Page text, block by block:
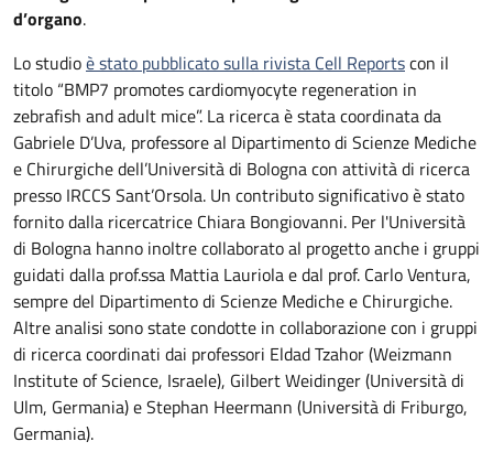
d’organo.
Lo studioè stato pubblicato sulla rivista Cell Reportscon il
titolo “BMP7 promotes cardiomyocyte regeneration in
zebrafish and adult mice”. La ricerca è stata coordinata da
Gabriele D’Uva, professore al Dipartimento di Scienze Mediche
e Chirurgiche dell’Università di Bologna con attività di ricerca
presso IRCCS Sant’Orsola. Un contributo significativo è stato
fornito dalla ricercatrice Chiara Bongiovanni. Per l'Università
di Bologna hanno inoltre collaborato al progetto anche i gruppi
guidati dalla prof.ssa Mattia Lauriola e dal prof. Carlo Ventura,
sempre del Dipartimento di Scienze Mediche e Chirurgiche.
Altre analisi sono state condotte in collaborazione con i gruppi
di ricerca coordinati dai professori Eldad Tzahor (Weizmann
Institute of Science, Israele), Gilbert Weidinger (Università di
Ulm, Germania) e Stephan Heermann (Università di Friburgo,
Germania).